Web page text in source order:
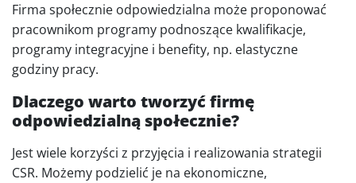
Firma społecznie odpowiedzialna może proponować
pracownikom programy podnoszące kwalifikacje,
programy integracyjne i benefity, np. elastyczne
godziny pracy.
Dlaczego warto tworzyć firmę
odpowiedzialną społecznie?
Jest wiele korzyści z przyjęcia i realizowania strategii
CSR. Możemy podzielić je na ekonomiczne,